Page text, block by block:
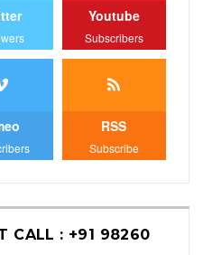
Youtube
Subscribers
RSS
Subscribe
CALL : +91 98260